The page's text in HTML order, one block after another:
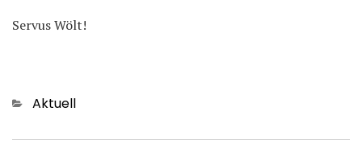
Servus Wölt!
Categories
Aktuell